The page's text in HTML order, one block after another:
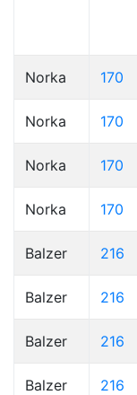
Norka 170
Norka 170
Norka 170
Norka 170
Balzer 216
Balzer 216
Balzer 216
Balzer 216